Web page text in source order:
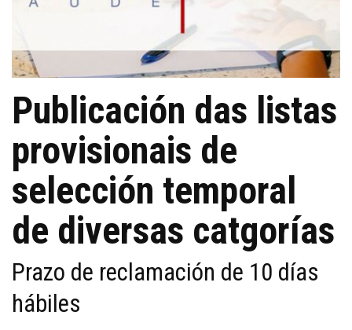
Publicación das listas
provisionais de
selección temporal
de diversas catgorías
Prazo de reclamación de 10 días
hábiles